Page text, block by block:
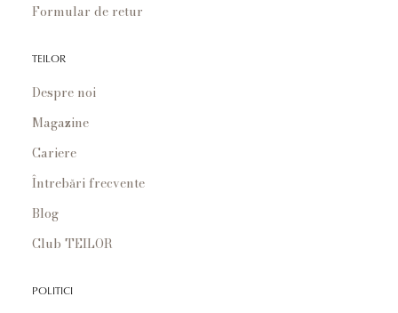
Formular de retur
TEILOR
Despre noi
Magazine
Cariere
Întrebări frecvente
Blog
Club TEILOR
POLITICI